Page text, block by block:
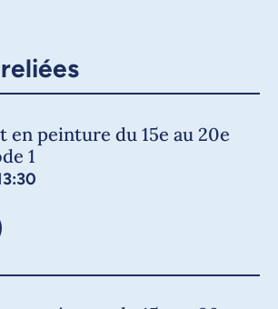
en peinture du 15e au 20e
1